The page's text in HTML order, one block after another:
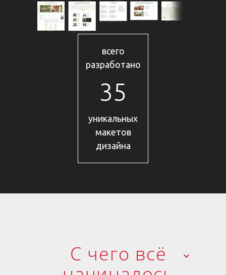
всего
разработано
35
уникальных
макетов
дизайна
С чего всё